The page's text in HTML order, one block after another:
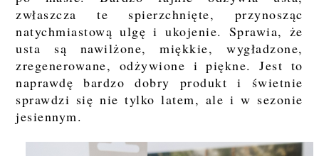
zwłaszcza te spierzchnięte, przynosząc
natychmiastową ulgę i ukojenie. Sprawia, że
usta są nawilżone, miękkie, wygładzone,
zregenerowane, odżywione i piękne. Jest to
naprawdę bardzo dobry produkt i świetnie
sprawdzi się nie tylko latem, ale i w sezonie
jesiennym.